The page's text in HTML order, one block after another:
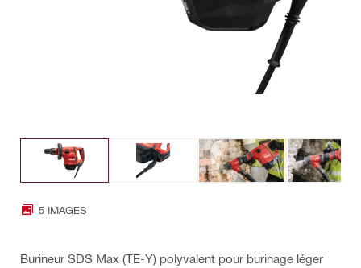
5 IMAGES
Burineur SDS Max (TE-Y) polyvalent pour burinage léger